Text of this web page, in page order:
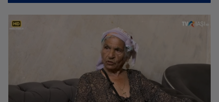
Obiectivul nostru e ziua ta mai bună!